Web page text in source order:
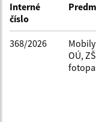
Dátum od:
Interné
číslo
368/2026
OÚ,